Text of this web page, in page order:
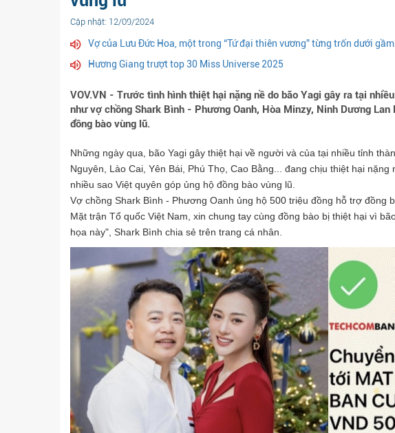
Cập nhật: 12/09/2024
Vợ của Lưu Đức Hoa, một trong “Tứ đại thiên vương” từng trốn dưới gầm
Hương Giang trượt top 30 Miss Universe 2025
VOV.VN - Trước tình hình thiệt hại nặng nề do bão Yagi gây ra tại
như vợ chồng Shark Bình - Phương Oanh, Hòa Minzy, Ninh Dương Lan
đồng bào vùng lũ.
Những ngày qua, bão Yagi gây thiệt hại về người và của tại nhiều tỉnh
Nguyên, Lào Cai, Yên Bái, Phú Thọ, Cao Bằng... đang chịu thiệt hại
nhiều sao Việt quyên góp ủng hộ đồng bào vùng lũ.
Vợ chồng Shark Bình - Phương Oanh ủng hộ 500 triệu đồng hỗ trợ đồng
Mặt trận Tổ quốc Việt Nam, xin chung tay cùng đồng bào bị thiệt hại vì
họa này", Shark Bình chia sẻ trên trang cá nhân.